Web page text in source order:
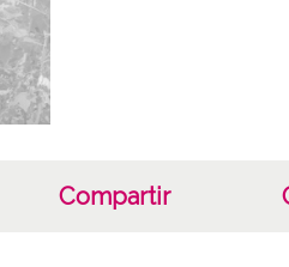
Compartir